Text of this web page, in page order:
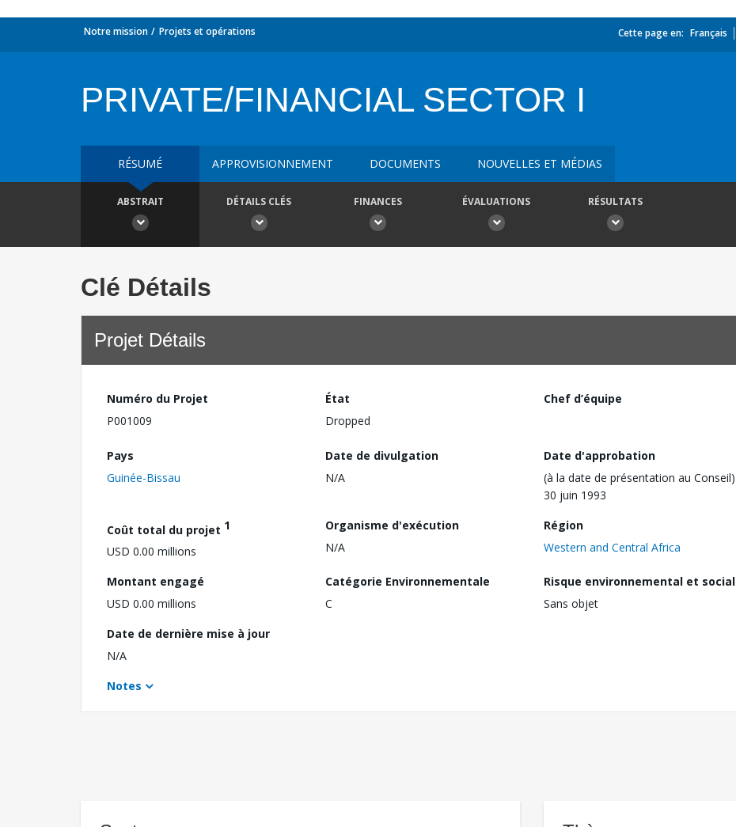
Notre mission Projets et opérations Cette page en: Français
PRIVATE/FINANCIAL SECTOR I
RÉSUMÉ APPROVISIONNEMENT DOCUMENTS NOUVELLES ET MÉDIAS
ABSTRAIT DÉTAILS CLÉS FINANCES ÉVALUATIONS RÉSULTATS
Clé Détails
Projet Détails
Numéro du Projet
P001009
État
Dropped
Chef d’équipe
Pays
Guinée-Bissau
Date de divulgation
N/A
Date d'approbation
(à la date de présentation au Conseil)
30 juin 1993
Coût total du projet 1
USD 0.00 millions
Organisme d'exécution
N/A
Région
Western and Central Africa
Montant engagé
USD 0.00 millions
Catégorie Environnementale
C
Risque environnemental et social
Sans objet
Date de dernière mise à jour
N/A
Notes